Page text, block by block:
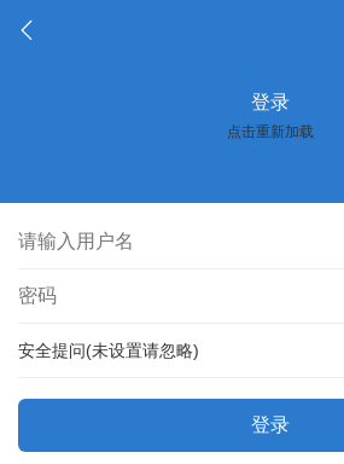
登录
点击重新加载
安全提问(未设置请忽略)
登录